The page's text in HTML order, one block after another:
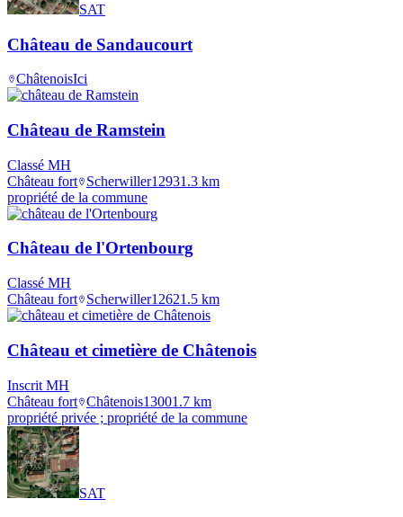
SAT
Château de Sandaucourt
ChâtenoisIci
Château de Ramstein
Classé MH
Château fort
Scherwiller12931.3 km
propriété de la commune
Château de l'Ortenbourg
Classé MH
Château fort
Scherwiller12621.5 km
Château et cimetière de Châtenois
Inscrit MH
Château fort Châtenois13001.7 km
propriété privée ; propriété de la commune
SAT